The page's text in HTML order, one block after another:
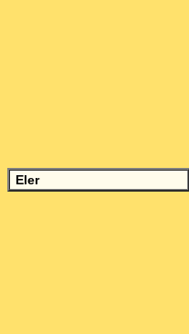
Eler